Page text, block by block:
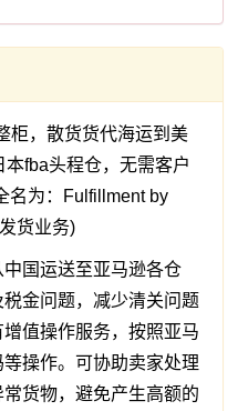
柜，散货货代海运到美
fba头程仓，无需客户
名为：Fulfillment by
货业务)
国运送至亚马逊各仓
金问题，减少清关问题
值操作服务，按照亚马
操作。可协助卖家处理
货物，避免产生高额的